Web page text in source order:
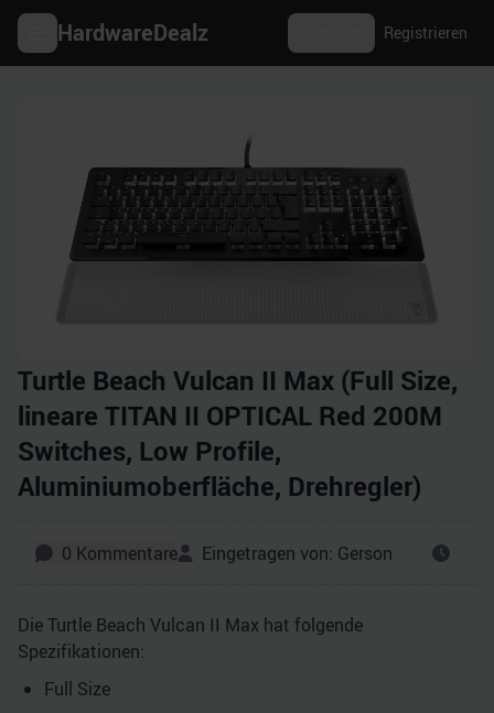
HardwareDealz Registrieren
Turtle Beach Vulcan II Max (Full Size,
lineare TITAN II OPTICAL Red 200M
Switches, Low Profile,
Aluminiumoberfläche, Drehregler)
0 Kommentare Eingetragen von: Gerson
Die Turtle Beach Vulcan II Max hat folgende
Spezifikationen:
Full Size